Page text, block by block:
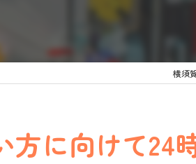
横須
方に向けて24